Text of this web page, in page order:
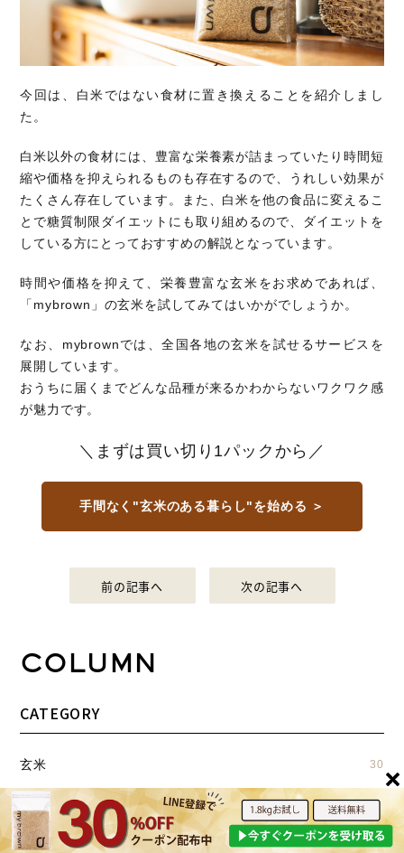
今回は、白米ではない食材に置き換えることを紹介しまし
た。
白米以外の食材には、豊富な栄養素が詰まっていたり時間短
縮や価格を抑えられるものも存在するので、うれしい効果が
たくさん存在しています。また、白米を他の食品に変えるこ
とで糖質制限ダイエットにも取り組めるので、ダイエットを
している方にとっておすすめの解説となっています。
時間や価格を抑えて、栄養豊富な玄米をお求めであれば、
「mybrown」の玄米を試してみてはいかがでしょうか。
なお、mybrownでは、全国各地の玄米を試せるサービスを
展開しています。
おうちに届くまでどんな品種が来るかわからないワクワク感
が魅力です。
＼まずは買い切り1パックから／
手間なく"玄米のある暮らし"を始める ＞
前の記事へ 次の記事へ
COLUMN
CATEGORY
玄米 30
健康
お米 4